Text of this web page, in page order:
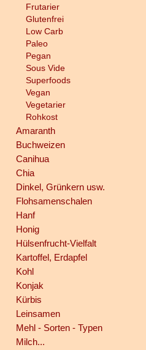
Frutarier
Glutenfrei
Low Carb
Paleo
Pegan
Sous Vide
Superfoods
Vegan
Vegetarier
Rohkost
Amaranth
Buchweizen
Canihua
Chia
Dinkel, Grünkern usw.
Flohsamenschalen
Hanf
Honig
Hülsenfrucht-Vielfalt
Kartoffel, Erdapfel
Kohl
Konjak
Kürbis
Leinsamen
Mehl - Sorten - Typen
Milch...